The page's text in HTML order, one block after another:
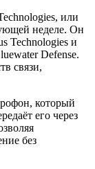
или
неделе. Он
Technologies и
Defense.
связи,
который
его через
без